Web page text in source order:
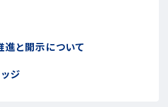
と開示について
ジ